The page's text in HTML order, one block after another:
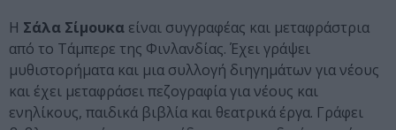
Η Σάλα Σίμουκα είναι συγγραφέας και μεταφράστρια
από το Τάμπερε της Φινλανδίας. Έχει γράψει
μυθιστορήματα και μια συλλογή διηγημάτων για νέους
και έχει μεταφράσει πεζογραφία για νέους και
ενηλίκους, παιδικά βιβλία και θεατρικά έργα. Γράφει